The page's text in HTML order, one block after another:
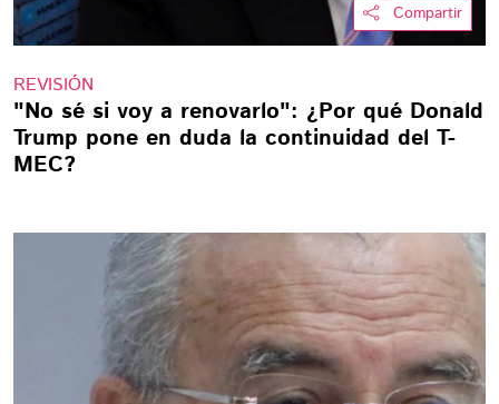
Compartir
REVISIÓN
"No sé si voy a renovarlo": ¿Por qué Donald
Trump pone en duda la continuidad del T-
MEC?